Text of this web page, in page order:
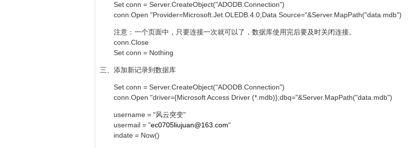
Set conn = Server.CreateObject("ADODB.Connection")
conn.Open "Provider=Microsoft.Jet.OLEDB.4.0;Data Source="&Server.MapPath("data.mdb")
注意：一个页面中，只要连接一次就可以了，数据库使用完后要及时关闭连接。
conn.Close
Set conn = Nothing
三、添加新记录到数据库
Set conn = Server.CreateObject("ADODB.Connection")
conn.Open "driver={Microsoft Access Driver (*.mdb)};dbq="&Server.MapPath("data.mdb")
username = "风云突变"
usermail = "ec0705liujuan@163.com"
indate = Now()